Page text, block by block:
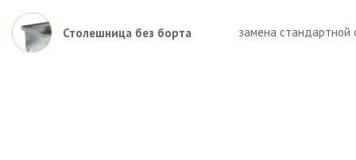
Столешница без борта замена стандартной